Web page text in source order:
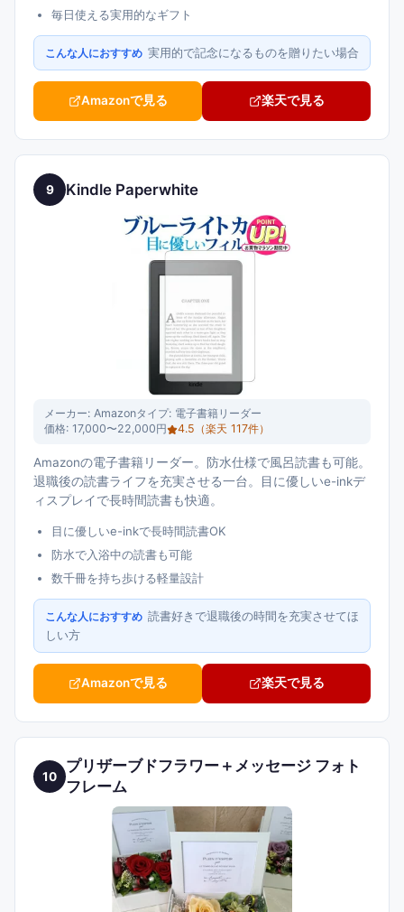
毎日使える実用的なギフト
こんな人におすすめ 実用的で記念になるものを贈りたい場合
Amazonで見る 楽天で見る
9 Kindle Paperwhite
メーカー: Amazonタイプ: 電子書籍リーダー
価格: 17,000〜22,000円 4.5 （楽天 117件）
Amazonの電子書籍リーダー。防水仕様で風呂読書も可能。
退職後の読書ライフを充実させる一台。目に優しいe-inkデ
ィスプレイで長時間読書も快適。
目に優しいe-inkで長時間読書OK
防水で入浴中の読書も可能
数千冊を持ち歩ける軽量設計
こんな人におすすめ 読書好きで退職後の時間を充実させてほ
しい方
Amazonで見る 楽天で見る
10
プリザーブドフラワー＋メッセージ フォト
フレーム